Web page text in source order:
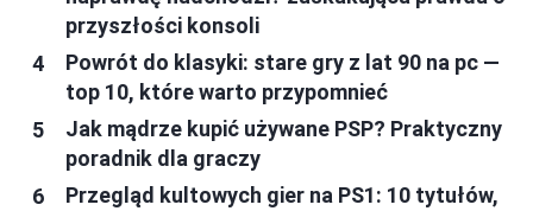
przyszłości konsoli
Powrót do klasyki: stare gry z lat 90 na pc —
top 10, które warto przypomnieć
Jak mądrze kupić używane PSP? Praktyczny
poradnik dla graczy
Przegląd kultowych gier na PS1: 10 tytułów,